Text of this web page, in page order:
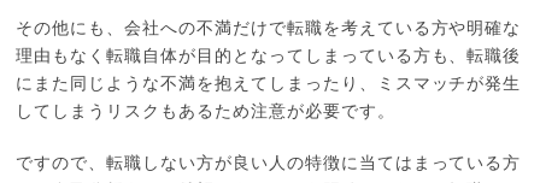
その他にも、会社への不満だけで転職を考えている方や明確な
理由もなく転職自体が目的となってしまっている方も、転職後
にまた同じような不満を抱えてしまったり、ミスマッチが発生
してしまうリスクもあるため注意が必要です。
ですので、転職しない方が良い人の特徴に当てはまっている方